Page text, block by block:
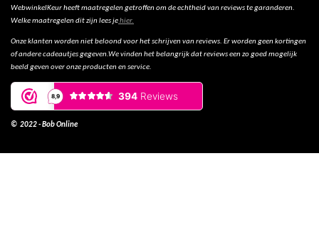
WebwinkelKeur heeft maatregelen getroffen om de echtheid van reviews te garanderen.
Welke maatregelen dit zijn lees jehier.
Onze klanten worden niet beloond voor het schrijven van reviews. Er worden geen kortingen
of andere cadeautjes gegeven.We vinden het belangrijk dat reviews een zo goed mogelijk
beeld geven over onze producten en service.
© 2022 - Bob Online